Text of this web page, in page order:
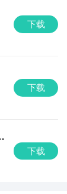
下载
下载
下载